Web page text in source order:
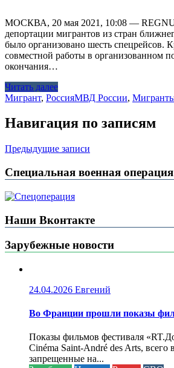
МОСКВА, 20 мая 2021, 10:08 —
депортации мигрантов из стран
было организовано шесть спецрейсов.
совместной работы в организованном
окончания…
Читать далее
Мигрант, РоссияМВД России,
Навигация по записям
Предыдущие записи
Специальная военная операция
Наши Вконтакте
Зарубежные новости
24.04.2026 Евгений
Во Франции прошли показы
Показы фильмов фестиваля
Cinéma Saint-André des Arts,
запрещенные на...